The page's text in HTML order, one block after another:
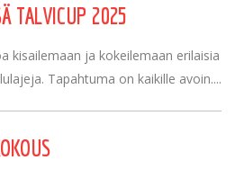
TALVICUP 2025
kisailemaan ja kokeilemaan erilaisia
Tapahtuma on kaikille avoin....